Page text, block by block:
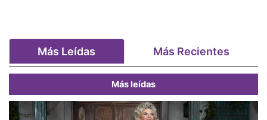
Más Leídas Más Recientes
Más leídas